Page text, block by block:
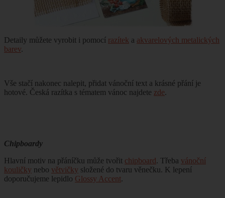
Detaily můžete vyrobit i pomocí razítek a akvarelových metalických
barev.
Vše stačí nakonec nalepit, přidat vánoční text a krásné přání je
hotové. Česká razítka s tématem vánoc najdete zde.
Chipboardy
Hlavní motiv na přáníčku může tvořit chipboard. Třeba vánoční
kouličky nebo větvičky složené do tvaru věnečku. K lepení
doporučujeme lepidlo Glossy Accent.